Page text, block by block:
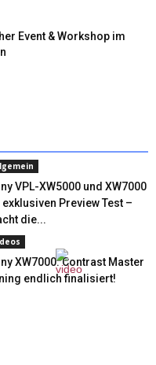
Event & Workshop im
VPL-XW5000 und XW7000
exklusiven Preview Test –
die...
XW7000: Contrast Master
endlich finalisiert!